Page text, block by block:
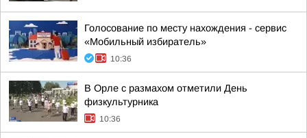
Голосование по месту нахождения - сервис
«Мобильный избиратель»
10:36
В Орле с размахом отметили День
физкультурника
10:36